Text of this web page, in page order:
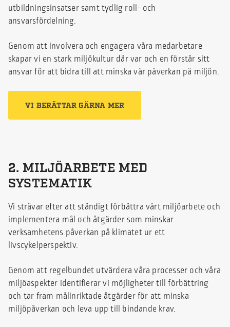
utbildningsinsatser samt tydlig roll- och
ansvarsfördelning.
Genom att involvera och engagera våra medarbetare
skapar vi en stark miljökultur där var och en förstår sitt
ansvar för att bidra till att minska vår påverkan på miljön.
VI BERÄTTAR GÄRNA MER
2. MILJÖARBETE MED
SYSTEMATIK
Vi strävar efter att ständigt förbättra vårt miljöarbete och
implementera mål och åtgärder som minskar
verksamhetens påverkan på klimatet ur ett
livscykelperspektiv.
Genom att regelbundet utvärdera våra processer och våra
miljöaspekter identifierar vi möjligheter till förbättring
och tar fram målinriktade åtgärder för att minska
miljöpåverkan och leva upp till bindande krav.